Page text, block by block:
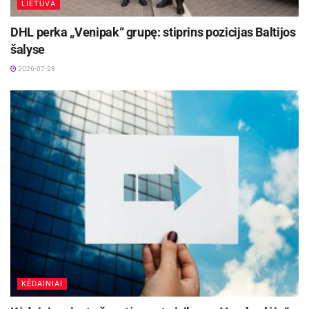
Aktualios naujienos
2026-07-29
Stasiūnuose, Kaišiadorių rajone vyksta naujų
modulinių katilinių įrengimo darbai
„Naujų mokesčių Lietuvoje tikrai nereikia,
neketiname ir neplanuojame įvesti. Valstybėje
yra pakankamai pinigų, klausimas, ar mes juos
panaudojime taip, kad galėtume patenkinti
prioritetinius dalykus – socialinės atskirties
sumažinimą ir gynybos biudžeto įsipareigojimo
LIETUVA
DHL perka „Venipak“ grupę: stiprins pozicijas Baltijos
šalyse
2026-07-28
KĖDAINIAI